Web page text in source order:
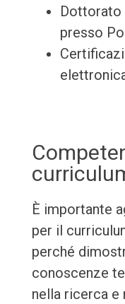
Dottorato
presso
È importante
per il
perché
conoscenze
nella ricerca e